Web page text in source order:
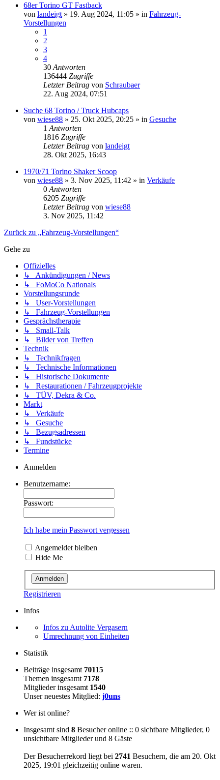
68er Torino GT Fastback
von landeigt » 19. Aug 2024, 11:05 » in Fahrzeug-
Vorstellungen
1
2
3
4
30 Antworten
136444 Zugriffe
Letzter Beitrag von Schraubaer
22. Aug 2024, 07:51
Suche 68 Torino / Truck Hubcaps
von wiese88 » 25. Okt 2025, 20:25 » in Gesuche
1 Antworten
1816 Zugriffe
Letzter Beitrag von landeigt
28. Okt 2025, 16:43
1970/71 Torino Shaker Scoop
von wiese88 » 3. Nov 2025, 11:42 » in Verkäufe
0 Antworten
6205 Zugriffe
Letzter Beitrag von wiese88
3. Nov 2025, 11:42
Zurück zu „Fahrzeug-Vorstellungen“
Gehe zu
Offizielles
↳ Ankündigungen / News
↳ FoMoCo Nationals
Vorstellungsrunde
↳ User-Vorstellungen
↳ Fahrzeug-Vorstellungen
Gesprächstherapie
↳ Small-Talk
↳ Bilder von Treffen
Technik
↳ Technikfragen
↳ Technische Informationen
↳ Historische Dokumente
↳ Restaurationen / Fahrzeugprojekte
↳ TÜV, Dekra & Co.
Markt
↳ Verkäufe
↳ Gesuche
↳ Bezugsadressen
↳ Fundstücke
Termine
Anmelden
Benutzername:
Passwort:
Ich habe mein Passwort vergessen
Angemeldet bleiben
Hide Me
Registrieren
Infos
Infos zu Autolite Vergasern
Umrechnung von Einheiten
Statistik
Beiträge insgesamt 70115
Themen insgesamt 7178
Mitglieder insgesamt 1540
Unser neuestes Mitglied: j0uns
Wer ist online?
Insgesamt sind 8 Besucher online :: 0 sichtbare Mitglieder, 0
unsichtbare Mitglieder und 8 Gäste
Der Besucherrekord liegt bei 2741 Besuchern, die am 20. Okt
2025, 19:01 gleichzeitig online waren.